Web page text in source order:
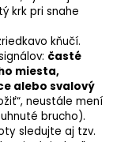
krk pri snahe
kňučí.
časté
miesta,
alebo svalový
neustále mení
brucho).
sledujte aj tzv.